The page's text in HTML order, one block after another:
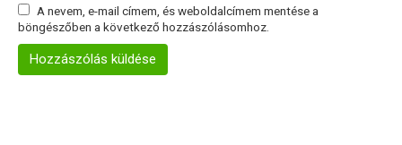
A nevem, e-mail címem, és weboldalcímem mentése a
böngészőben a következő hozzászólásomhoz.